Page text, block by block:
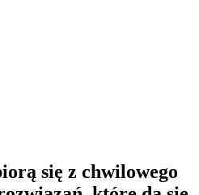
się z chwilowego